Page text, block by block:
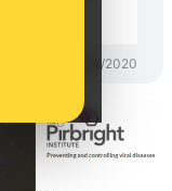
01/04/2020